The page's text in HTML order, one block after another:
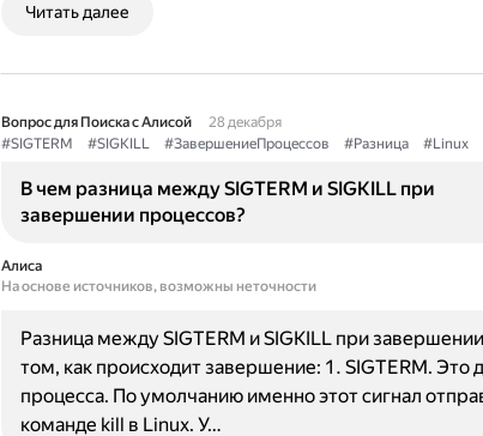
Читать далее
Вопрос для Поиска с Алисой
28 декабря
#SIGTERM
#SIGKILL #ЗавершениеПроцессов #Разница #Linux
В чем разница между SIGTERM и SIGKILL при
завершении процессов?
Алиса
На основе источников, возможны неточности
Разница между SIGTERM и SIGKILL при
том, как происходит завершение: 1. SIGTERM.
процесса. По умолчанию именно этот сигнал
команде kill в Linux. У…